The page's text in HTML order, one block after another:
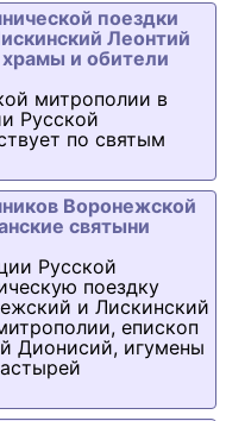
поездки
Леонтий
и обители
митрополии в
Русской
по святым
Воронежской
святыни
Русской
поездку
и Лискинский
епископ
Дионисий, игумены